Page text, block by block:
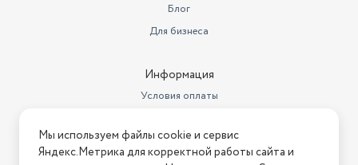
Блог
Для бизнеса
Информация
Условия оплаты
Условия возврата
Нашли ошибку на сайте? Напишите нам
Мы используем файлы cookie и сервис
Яндекс.Метрика для корректной работы сайта и